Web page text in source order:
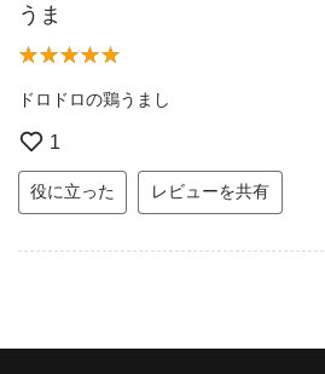
うま
ドロドロの鶏うまし
1
役に立った レビューを共有